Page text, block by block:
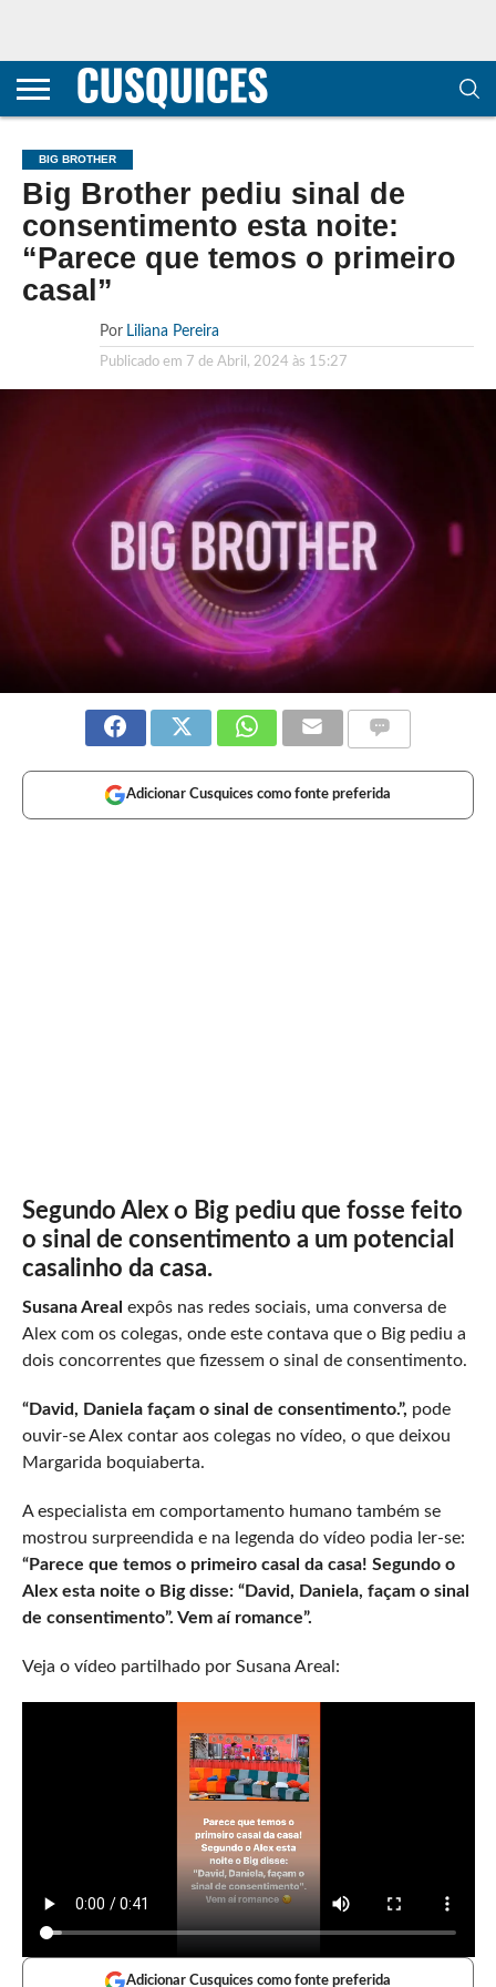
CONTACTOS
HOME
POLÍTICA DE
E COOKIES
SOBRE
TERMOS E
TRANSPARÊNCIA
METODOLOGIA
BIG BROTHER
Big Brother pediu sinal de
consentimento esta noite:
“Parece que temos o primeiro
casal”
Por Liliana Pereira
Publicado em 7 de Abril, 2024 às 15:27
Adicionar Cusquices como fonte preferida
Segundo Alex o Big pediu que fosse feito
o sinal de consentimento a um potencial
casalinho da casa.
Susana Areal expôs nas redes sociais, uma conversa de
Alex com os colegas, onde este contava que o Big pediu a
dois concorrentes que fizessem o sinal de consentimento.
“David, Daniela façam o sinal de consentimento.”, pode
ouvir-se Alex contar aos colegas no vídeo, o que deixou
Margarida boquiaberta.
A especialista em comportamento humano também se
mostrou surpreendida e na legenda do vídeo podia ler-se:
“Parece que temos o primeiro casal da casa! Segundo o
Alex esta noite o Big disse: “David, Daniela, façam o sinal
de consentimento”. Vem aí romance”.
Veja o vídeo partilhado por Susana Areal:
Adicionar Cusquices como fonte preferida